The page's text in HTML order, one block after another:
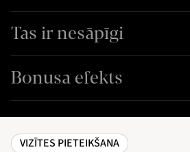
Tas ir nesāpīgi
Bonusa efekts
VIZĪTES PIETEIKŠANA